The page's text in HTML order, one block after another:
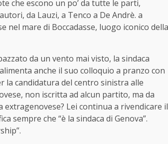
che escono un po’ da tutte le parti,
da Lauzi, a Tenco a De Andrè. a
nel mare di Boccadasse, luogo iconico della
da un vento mai visto, la sindaca
anche il suo colloquio a pranzo con
la candidatura del centro sinistra alle
non iscritta ad alcun partito, ma da
Lei continua a rivendicare il
sempre che “è la sindaca di Genova”.